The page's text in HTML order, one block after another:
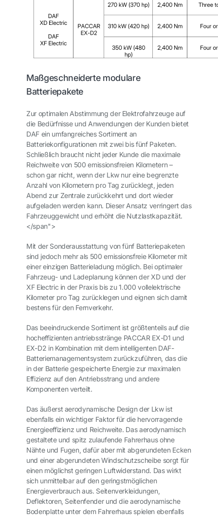
Maßgeschneiderte modulare
Batteriepakete
Zur optimalen Abstimmung der Elektrofahrzeuge auf
die Bedürfnisse und Anwendungen der Kunden bietet
DAF ein umfangreiches Sortiment an
Batteriekonfigurationen mit zwei bis fünf Paketen.
Schließlich braucht nicht jeder Kunde die maximale
Reichweite von 500 emissionsfreien Kilometern –
schon gar nicht, wenn der Lkw nur eine begrenzte
Anzahl von Kilometern pro Tag zurücklegt, jeden
Abend zur Zentrale zurückkehrt und dort wieder
aufgeladen werden kann. Dieser Ansatz verringert das
Fahrzeuggewicht und erhöht die Nutzlastkapazität.
</span">
Mit der Sonderausstattung von fünf Batteriepaketen
sind jedoch mehr als 500 emissionsfreie Kilometer mit
einer einzigen Batterieladung möglich. Bei optimaler
Fahrzeug- und Ladeplanung können der XD und der
XF Electric in der Praxis bis zu 1.000 vollelektrische
Kilometer pro Tag zurücklegen und eignen sich damit
bestens für den Fernverkehr.
Das beeindruckende Sortiment ist größtenteils auf die
hocheffizienten antriebsstränge PACCAR EX-D1 und
EX-D2 in Kombination mit dem intelligenten DAF-
Batteriemanagementsystem zurückzuführen, das die
in der Batterie gespeicherte Energie zur maximalen
Effizienz auf den Antriebsstrang und andere
Komponenten verteilt.
Das äußerst aerodynamische Design der Lkw ist
ebenfalls ein wichtiger Faktor für die hervorragende
Energieeffizienz und Reichweite. Das aerodynamisch
gestaltete und spitz zulaufende Fahrerhaus ohne
Nähte und Fugen, dafür aber mit abgerundeten Ecken
und einer abgerundeten Windschutzscheibe sorgt für
einen möglichst geringen Luftwiderstand. Das wirkt
sich unmittelbar auf den geringstmöglichen
Energieverbrauch aus. Seitenverkleidungen,
Deflektoren, Seitenfender und dieaerodynamische
Bodenplatteunter dem Fahrerhaus spielen ebenfalls